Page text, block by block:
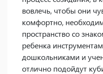
вовлечь, чтобы они
комфортно,
пространство со
ребенка
дошкольниками и
отлично подойдут